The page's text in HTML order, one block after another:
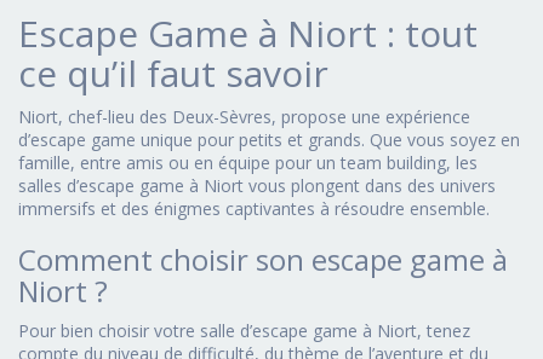
Escape Game à Niort : tout
ce qu’il faut savoir
Niort, chef-lieu des Deux-Sèvres, propose une expérience
d’escape game unique pour petits et grands. Que vous soyez en
famille, entre amis ou en équipe pour un team building, les
salles d’escape game à Niort vous plongent dans des univers
immersifs et des énigmes captivantes à résoudre ensemble.
Comment choisir son escape game à
Niort ?
Pour bien choisir votre salle d’escape game à Niort, tenez
compte du niveau de difficulté, du thème de l’aventure et du